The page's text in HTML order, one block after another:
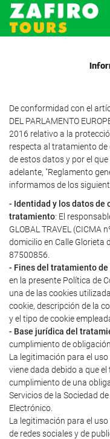
De conformidad con el
DEL PARLAMENTO
2016 relativo a la
respecta al tratamiento
de estos datos y por el
adelante, "Reglamento
informamos de los
- Identidad y los datos de
tratamiento: El
GLOBAL TRAVEL (CICMA
domicilio en Calle Glorieta
87500856.
- Fines del tratamiento
en la presente Política de
una de las cookies
cookie, descripción de la
y el tipo de cookie
- Base jurídica del
cumplimiento de obligación
La legitimación para el
viene dada debido a que
cumplimiento de una
Servicios de la Sociedad
Electrónico.
La legitimación para el
de redes sociales y de